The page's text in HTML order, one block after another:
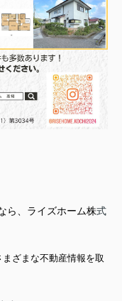
ら、ライズホーム株式
ざまな不動産情報を取